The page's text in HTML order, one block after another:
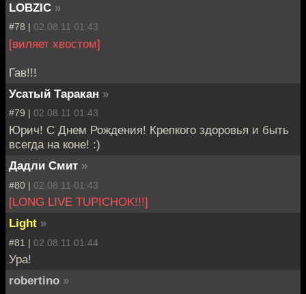
LOBZIC »
#78 | 02.08.11 01:43
[виляет хвостом]
Гав!!!
Усатый Таракан »
#79 | 02.08.11 01:43
Юрич! С Днем Рождения! Крепкого здоровья и быть
всегда на коне! :)
Дадли Смит »
#80 | 02.08.11 01:43
[LONG LIVE TUPICHOK!!!]
Light »
#81 | 02.08.11 01:44
Ура!
robertino »